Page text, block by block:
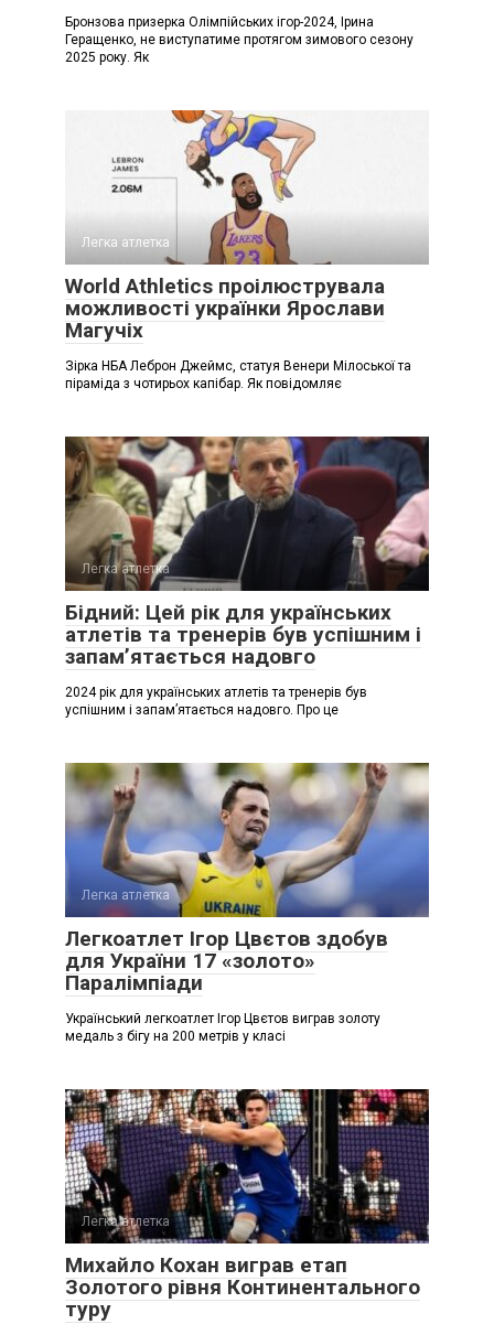
Бронзова призерка Олімпійських ігор-2024, Ірина
Геращенко, не виступатиме протягом зимового сезону
2025 року. Як
Легка атлетка
World Athletics проілюструвала
можливості українки Ярослави
Магучіх
Зірка НБА Леброн Джеймс, статуя Венери Мілоської та
піраміда з чотирьох капібар. Як повідомляє
Легка атлетка
Бідний: Цей рік для українських
атлетів та тренерів був успішним і
запамʼятається надовго
2024 рік для українських атлетів та тренерів був
успішним і запамʼятається надовго. Про це
Легка атлетка
Легкоатлет Ігор Цвєтов здобув
для України 17 «золото»
Паралімпіади
Український легкоатлет Ігор Цвєтов виграв золоту
медаль з бігу на 200 метрів у класі
Легка атлетка
Михайло Кохан виграв етап
Золотого рівня Континентального
туру